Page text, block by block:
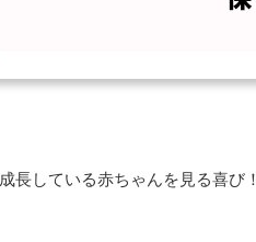
長している赤ちゃんを見る喜び！